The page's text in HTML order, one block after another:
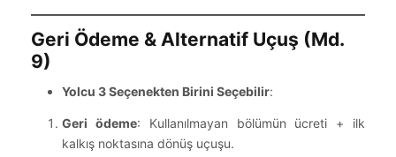
Geri Ödeme & Alternatif Uçuş (Md.
9)
Yolcu 3 Seçenekten Birini Seçebilir:
Geri ödeme: Kullanılmayan bölümün ücreti + ilk
kalkış noktasına dönüş uçuşu.